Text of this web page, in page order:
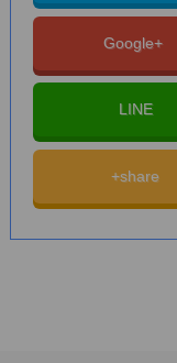
Google+
LINE
+share